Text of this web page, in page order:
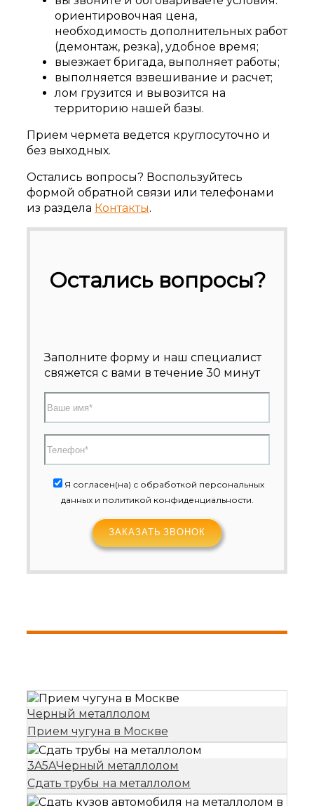
ориентировочная цена,
необходимость дополнительных работ
(демонтаж, резка), удобное время;
выезжает бригада, выполняет работы;
выполняется взвешивание и расчет;
лом грузится и вывозится на
территорию нашей базы.
Прием чермета ведется круглосуточно и
без выходных.
Остались вопросы? Воспользуйтесь
формой обратной связи или телефонами
из раздела Контакты.
Остались вопросы?
Заполните форму и наш специалист
свяжется с вами в течение 30 минут
Я согласен(на) с обработкой персональных
данных и политикой конфиденциальности.
Черный металлолом
Прием чугуна в Москве
3A5AЧерный металлолом
Сдать трубы на металлолом